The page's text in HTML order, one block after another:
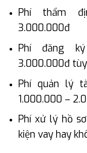
Phí thẩm
3.000.000đ
Phí đăng
3.000.000đ
Phí quản lý
1.000.000 –
Phí xử lý hồ
kiện vay hay